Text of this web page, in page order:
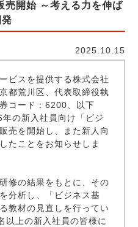
売開始 ～考える力を伸ば
2025.10.15
ビスを提供する株式会社
都荒川区、代表取締役執
コード：6200、以下
年の新入社員向け「ビジ
売を開始し、また新人向
たことをお知らせしま
修の結果をもとに、その
分析し、「ビジネス基
教材の見直しを行ってい
以上の新入社員の皆様に